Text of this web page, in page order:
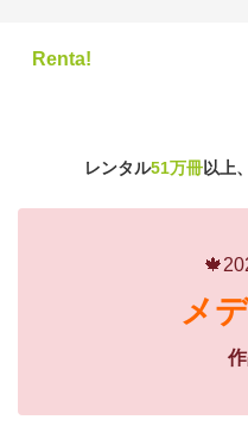
Renta!
レンタル51万冊以上
メ